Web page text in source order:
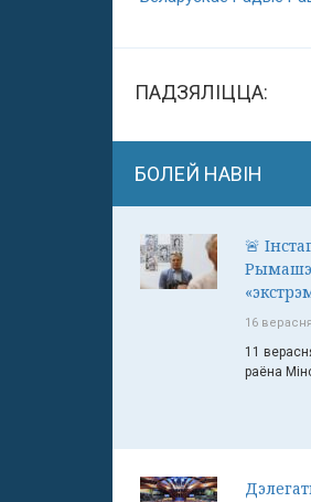
ПАДЗЯЛІЦЦА:
БОЛЕЙ НАВІН
🚨
16
11
раёна